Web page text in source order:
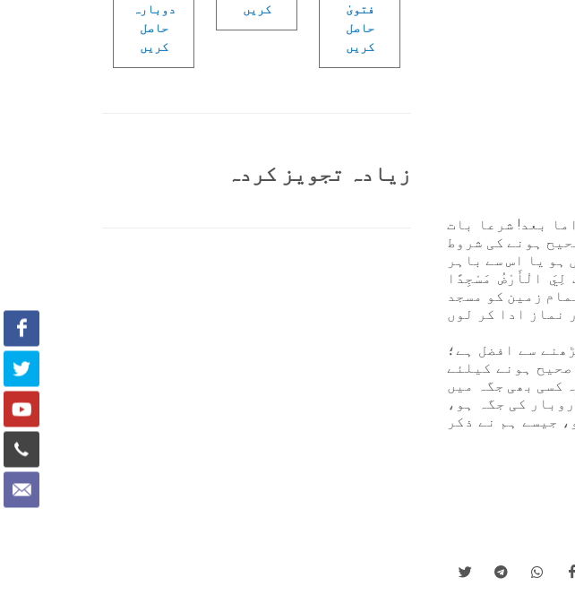
بعد! شرعا بات
ہونے کی شروط
ہو یا اس سے باہر
الْأَرْضُ مَسْجِدًا
زمین کو مسجد
نماز ادا کر لوں
سے افضل ہے؛
ہونے کیلئے
کسی بھی جگہ میں
کی جگہ ہو،
جیسے ہم نے ذکر
فتویٰ
حاصل
کریں
کریں
دوبارہ
حاصل
کریں
زیادہ تجویز کردہ